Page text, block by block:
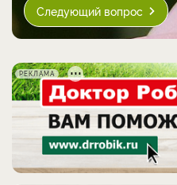
Следующий вопрос
РЕКЛАМА